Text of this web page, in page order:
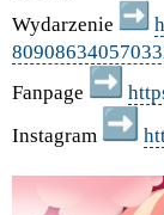
Wydarzenie
Fanpage
Instagram